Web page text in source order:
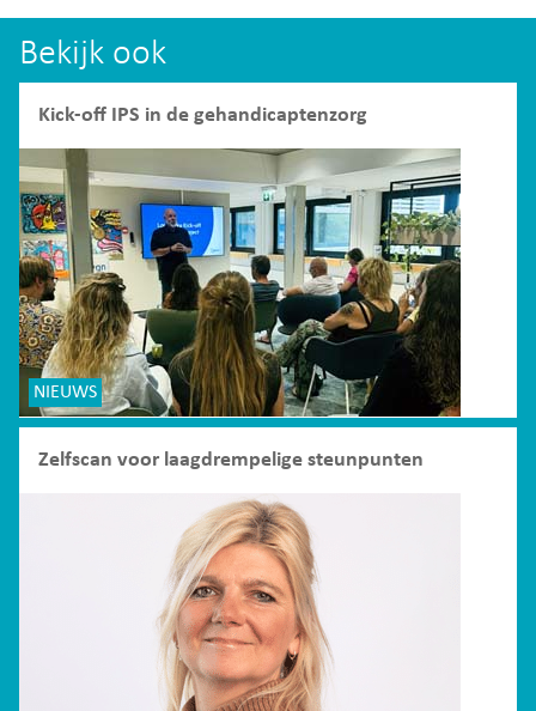
Bekijk ook
Kick-off IPS in de gehandicaptenzorg
NIEUWS
Zelfscan voor laagdrempelige steunpunten